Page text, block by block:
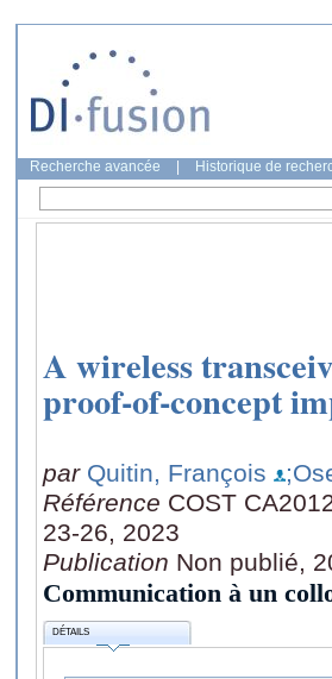
Recherche avancée Historique de
A wireless
proof-of-concept
par Quitin, François
Référence COST
23-26, 2023
Publication Non publié,
Communication à un
DÉTAILS